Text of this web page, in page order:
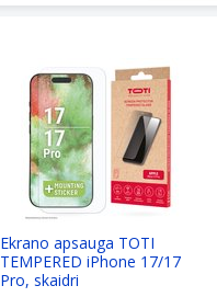
Ekrano apsauga TOTI
TEMPERED iPhone 17/17
Pro, skaidri